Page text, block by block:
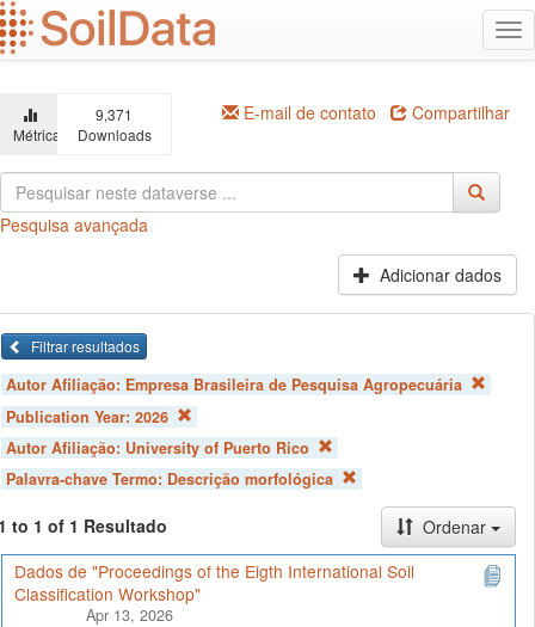
Ir
para
o
principal
Métricas
9,371
Downloads
E-mail de contato Compartilhar
Pesquisa avançada
Adicionar dados
Filtrar resultados
Autor Afiliação: Empresa Brasileira de Pesquisa Agropecuária
Publication Year: 2026
Autor Afiliação: University of Puerto Rico
Palavra-chave Termo: Descrição morfológica
to 1 of 1 Resultado
Ordenar
Dados de "Proceedings of the Eigth International Soil
Classification Workshop"
Apr 13, 2026